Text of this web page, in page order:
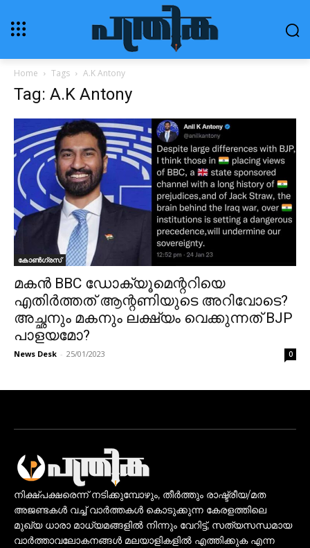
Home Tags A.K Antony
Tag: A.K Antony
കോൺഗ്രസ്
മകൻ BBC ഡോക്യൂമെന്ററിയെ
എതിർത്തത് ആന്റണിയുടെ അറിവോടെ?
അച്ഛനും മകനും ലക്ഷ്യം വെക്കുന്നത് BJP
പാളയമോ?
News Desk - 25/01/2023 0
നിക്ഷ്പക്ഷരെന്ന് നടിക്കുമ്പോഴും, തീർത്തും രാഷ്ട്രീയ/മത
അജണ്ടകൾ വച്ച് വാർത്തകൾ കൊടുക്കുന്ന കേരളത്തിലെ
മുഖ്യ ധാരാ മാധ്യമങ്ങളിൽ നിന്നും വേറിട്ട്, സത്യസന്ധമായ
വാർത്താവലോകനങ്ങൾ മലയാളികളിൽ എത്തിക്കുക എന്ന